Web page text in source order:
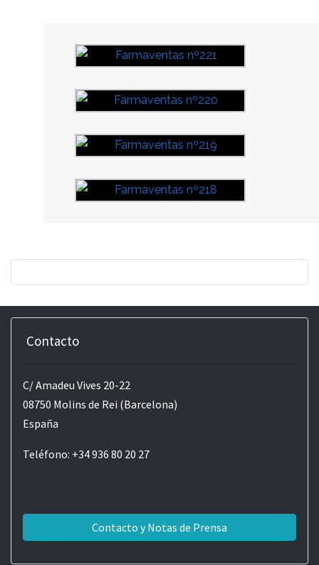
Contacto
C/ Amadeu Vives 20-22
08750 Molins de Rei (Barcelona)
España
Teléfono: +34 936 80 20 27
Contacto y Notas de Prensa